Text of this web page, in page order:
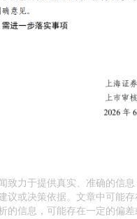
致力于提供真实、准确的信
议或决策依据。文章中可能
的信息，可能存在一定的偏